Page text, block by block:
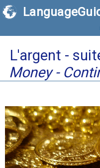
L'argent -
Money -